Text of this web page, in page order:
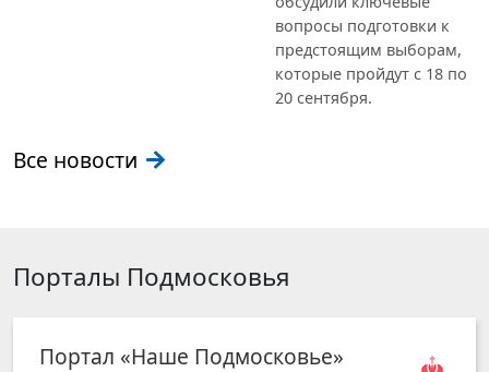
вопросы подготовки к
предстоящим выборам,
которые пройдут с 18 по
20 сентября.
Все новости
Порталы Подмосковья
Портал «Наше Подмосковье»